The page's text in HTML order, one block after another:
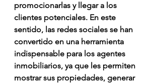
promocionarlas y llegar a los
clientes potenciales. En este
sentido, las redes sociales se han
convertido en una herramienta
indispensable para los agentes
inmobiliarios, ya que les permiten
mostrar sus propiedades, generar